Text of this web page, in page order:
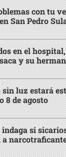
con tu
San Pedro
en el
y su
sin luz estará
8 de agosto
si
a